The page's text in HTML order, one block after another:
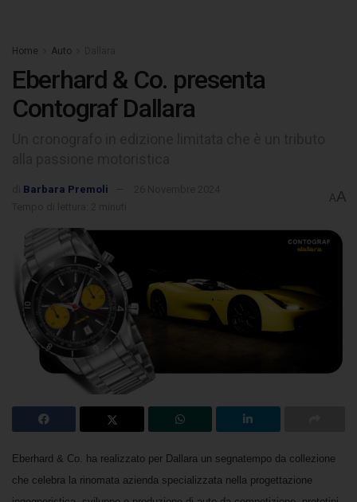
Home Auto
Eberhard & Co. presenta
Contograf Dallara
Barbara Premoli
AA
Eberhard & Co. ha realizzato per Dallara un segnatempo da collezione
che celebra la rinomata azienda specializzata nella progettazione